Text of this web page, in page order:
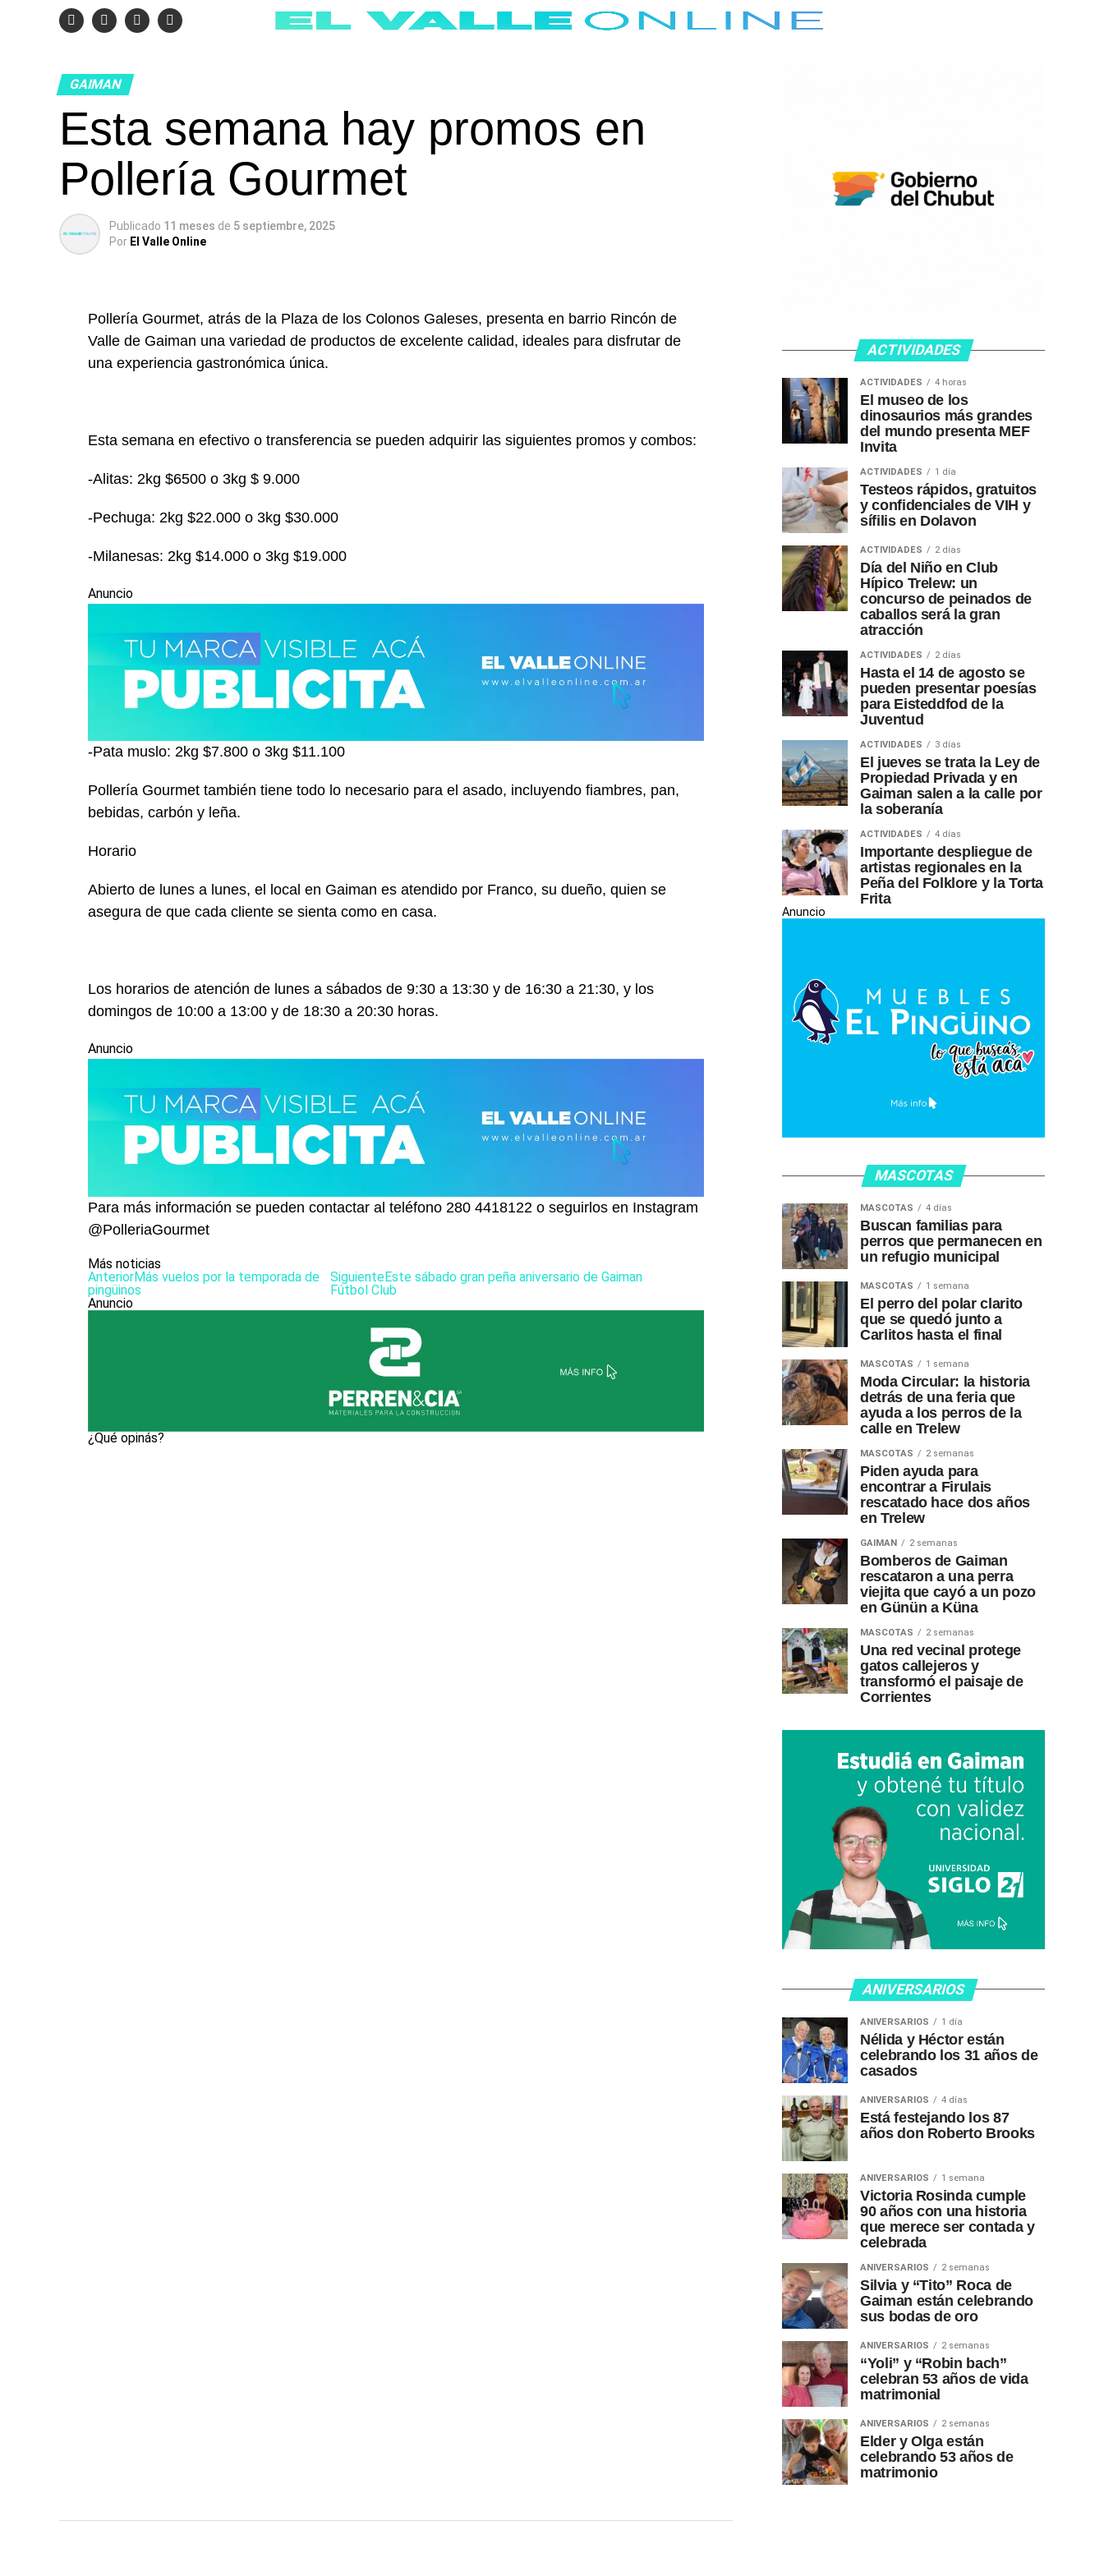
GAIMAN
Esta semana hay promos en
Pollería Gourmet
Publicado 11 meses de 5 septiembre, 2025
Por El Valle Online
Pollería Gourmet, atrás de la Plaza de los Colonos Galeses, presenta en barrio Rincón de
Valle de Gaiman una variedad de productos de excelente calidad, ideales para disfrutar de
una experiencia gastronómica única.
Esta semana en efectivo o transferencia se pueden adquirir las siguientes promos y combos:
-Alitas: 2kg $6500 o 3kg $ 9.000
-Pechuga: 2kg $22.000 o 3kg $30.000
-Milanesas: 2kg $14.000 o 3kg $19.000
Anuncio
-Pata muslo: 2kg $7.800 o 3kg $11.100
Pollería Gourmet también tiene todo lo necesario para el asado, incluyendo fiambres, pan,
bebidas, carbón y leña.
Horario
Abierto de lunes a lunes, el local en Gaiman es atendido por Franco, su dueño, quien se
asegura de que cada cliente se sienta como en casa.
Los horarios de atención de lunes a sábados de 9:30 a 13:30 y de 16:30 a 21:30, y los
domingos de 10:00 a 13:00 y de 18:30 a 20:30 horas.
Anuncio
Para más información se pueden contactar al teléfono 280 4418122 o seguirlos en Instagram
@PolleriaGourmet
Más noticias
SiguienteEste sábado gran peña aniversario de Gaiman
Fútbol Club
AnteriorMás vuelos por la temporada de
pingüinos
Anuncio
¿Qué opinás?
ACTIVIDADES
ACTIVIDADES 4 horas
El museo de los
dinosaurios más grandes
del mundo presenta MEF
Invita
ACTIVIDADES 1 día
Testeos rápidos, gratuitos
y confidenciales de VIH y
sífilis en Dolavon
ACTIVIDADES 2 días
Día del Niño en Club
Hípico Trelew: un
concurso de peinados de
caballos será la gran
atracción
ACTIVIDADES 2 días
Hasta el 14 de agosto se
pueden presentar poesías
para Eisteddfod de la
Juventud
ACTIVIDADES 3 días
El jueves se trata la Ley de
Propiedad Privada y en
Gaiman salen a la calle por
la soberanía
ACTIVIDADES 4 días
Importante despliegue de
artistas regionales en la
Peña del Folklore y la Torta
Frita
Anuncio
MASCOTAS
MASCOTAS 4 días
Buscan familias para
perros que permanecen en
un refugio municipal
MASCOTAS 1 semana
El perro del polar clarito
que se quedó junto a
Carlitos hasta el final
MASCOTAS 1 semana
Moda Circular: la historia
detrás de una feria que
ayuda a los perros de la
calle en Trelew
MASCOTAS 2 semanas
Piden ayuda para
encontrar a Firulais
rescatado hace dos años
en Trelew
GAIMAN 2 semanas
Bomberos de Gaiman
rescataron a una perra
viejita que cayó a un pozo
en Günün a Küna
MASCOTAS 2 semanas
Una red vecinal protege
gatos callejeros y
transformó el paisaje de
Corrientes
ANIVERSARIOS
ANIVERSARIOS 1 día
Nélida y Héctor están
celebrando los 31 años de
casados
ANIVERSARIOS 4 días
Está festejando los 87
años don Roberto Brooks
ANIVERSARIOS 1 semana
Victoria Rosinda cumple
90 años con una historia
que merece ser contada y
celebrada
ANIVERSARIOS 2 semanas
Silvia y “Tito” Roca de
Gaiman están celebrando
sus bodas de oro
ANIVERSARIOS 2 semanas
“Yoli” y “Robin bach”
celebran 53 años de vida
matrimonial
ANIVERSARIOS 2 semanas
Elder y Olga están
celebrando 53 años de
matrimonio